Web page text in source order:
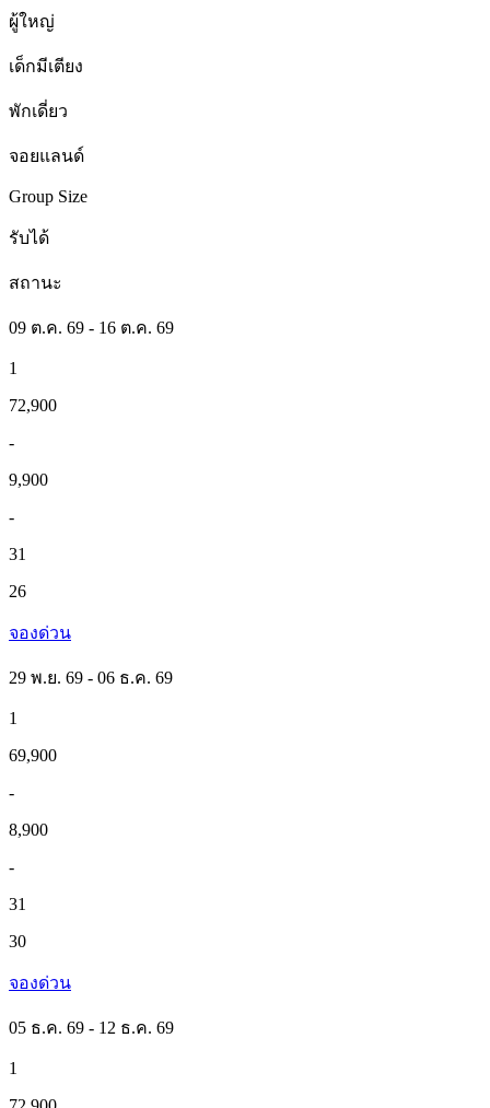
ผู้ใหญ่
เด็กมีเตียง
พักเดี่ยว
จอยแลนด์
Group Size
รับได้
สถานะ
09 ต.ค. 69 - 16 ต.ค. 69
1
72,900
-
9,900
-
31
26
จองด่วน
29 พ.ย. 69 - 06 ธ.ค. 69
1
69,900
-
8,900
-
31
30
จองด่วน
05 ธ.ค. 69 - 12 ธ.ค. 69
1